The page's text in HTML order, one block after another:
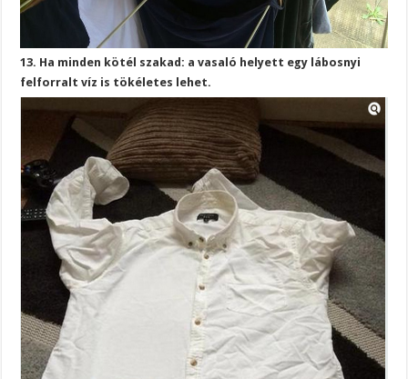
13. Ha minden kötél szakad: a vasaló helyett egy lábosnyi
felforralt víz is tökéletes lehet.